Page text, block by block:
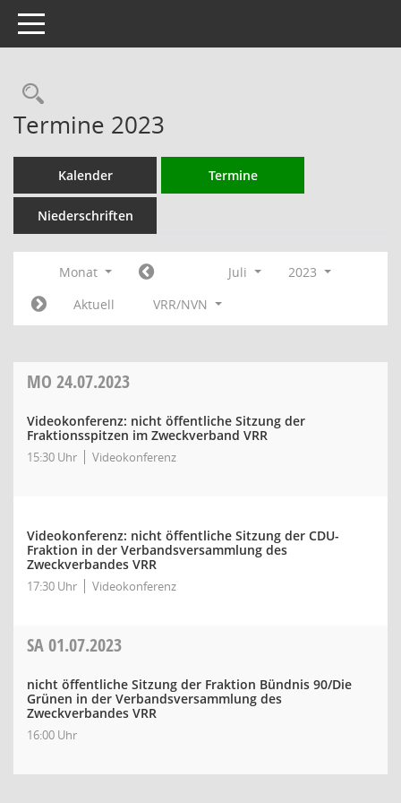
Toggle navigation
Rechercheauswahl
Termine 2023
Kalender Termine
Niederschriften
Monat Juli
2023
Aktuell
VRR/NVN
MO 24.07.2023
Videokonferenz: nicht öffentliche Sitzung der
Fraktionsspitzen im Zweckverband VRR
15:30 Uhr Videokonferenz
Videokonferenz: nicht öffentliche Sitzung der CDU-
Fraktion in der Verbandsversammlung des
Zweckverbandes VRR
17:30 Uhr Videokonferenz
SA01.07.2023
nicht öffentliche Sitzung der Fraktion Bündnis 90/Die
Grünen in der Verbandsversammlung des
Zweckverbandes VRR
16:00 Uhr